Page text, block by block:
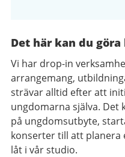
Det här kan du göra
Vi har drop-in
arrangemang,
strävar alltid efter att
ungdomarna själva. Det
på ungdomsutbyte,
konserter till att planera
låt i vår studio.